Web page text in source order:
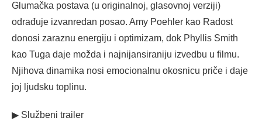
Glumačka postava (u originalnoj, glasovnoj verziji)
odrađuje izvanredan posao. Amy Poehler kao Radost
donosi zaraznu energiju i optimizam, dok Phyllis Smith
kao Tuga daje možda i najnijansiraniju izvedbu u filmu.
Njihova dinamika nosi emocionalnu okosnicu priče i daje
joj ljudsku toplinu.
▶ Službeni trailer